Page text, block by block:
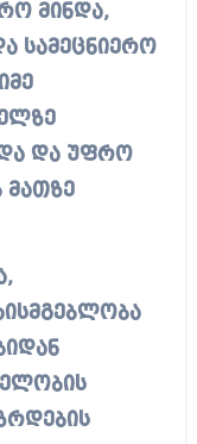
მინდა,
სამეცნიერო
და უფრო
მათზე